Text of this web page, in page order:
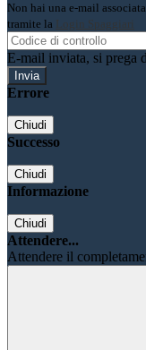
Non hai una e-mail
tramite la Login Spaggiari
E-mail inviata, si prega
Errore
Chiudi
Successo
Chiudi
Informazione
Chiudi
Attendere...
Attendere il